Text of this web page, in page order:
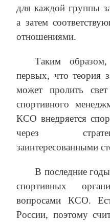
для каждой группы
а затем
отношениями.
Таким
первых, что теория
может пролить
спортивного
КСО внедряется
через
заинтересованными
В последние
спортивных
вопросами КСО.
России, поэтому